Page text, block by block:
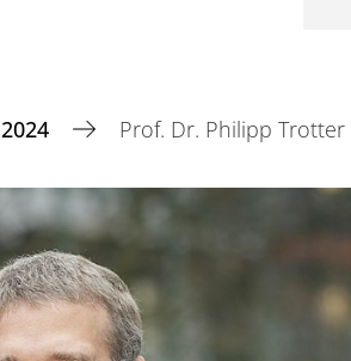
2024 Prof. Dr. Philipp Trotter